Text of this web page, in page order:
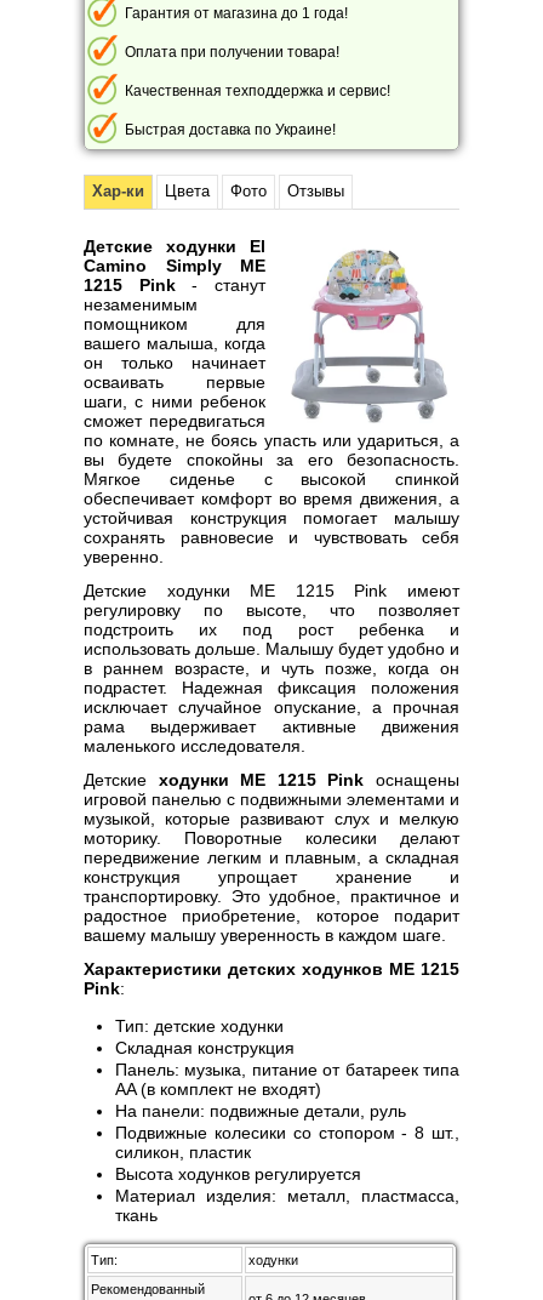
Гарантия от магазина до 1 года!
Оплата при получении товара!
Качественная техподдержка и сервис!
Быстрая доставка по Украине!
Хар-ки Цвета Фото Отзывы
Детские ходунки El
Camino Simply ME
1215 Pink- станут
незаменимым
помощником для
вашего малыша, когда
он только начинает
осваивать первые
шаги, с ними ребенок
сможет передвигаться
по комнате, не боясь упасть или удариться, а
вы будете спокойны за его безопасность.
Мягкое сиденье с высокой спинкой
обеспечивает комфорт во время движения, а
устойчивая конструкция помогает малышу
сохранять равновесие и чувствовать себя
уверенно.
Детские ходунки ME 1215 Pink имеют
регулировку по высоте, что позволяет
подстроить их под рост ребенка и
использовать дольше. Малышу будет удобно и
в раннем возрасте, и чуть позже, когда он
подрастет. Надежная фиксация положения
исключает случайное опускание, а прочная
рама выдерживает активные движения
маленького исследователя.
Детские ходунки ME 1215 Pink оснащены
игровой панелью с подвижными элементами и
музыкой, которые развивают слух и мелкую
моторику. Поворотные колесики делают
передвижение легким и плавным, а складная
конструкция упрощает хранение и
транспортировку. Это удобное, практичное и
радостное приобретение, которое подарит
вашему малышу уверенность в каждом шаге.
Характеристики детских ходунков ME 1215
Pink:
Тип: детские ходунки
Складная конструкция
Панель: музыка, питание от батареек типа
AA (в комплект не входят)
На панели: подвижные детали, руль
Подвижные колесики со стопором - 8 шт.,
силикон, пластик
Высота ходунков регулируется
Материал изделия: металл, пластмасса,
ткань
Тип:
ходунки
Рекомендованный